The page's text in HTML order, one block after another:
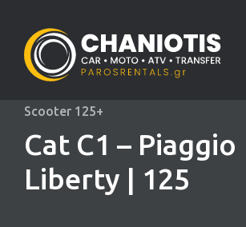
Scooter 125+
Cat C1 – Piaggio
Liberty | 125